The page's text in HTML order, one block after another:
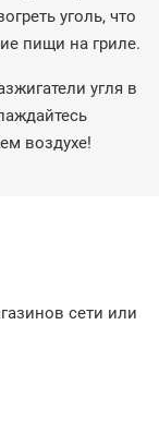
уголь, что
пищи на гриле.
угля в
воздухе!
сети или